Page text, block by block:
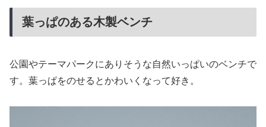
葉っぱのある木製ベンチ
公園やテーマパークにありそうな自然いっぱいのベンチで
す。葉っぱをのせるとかわいくなって好き。